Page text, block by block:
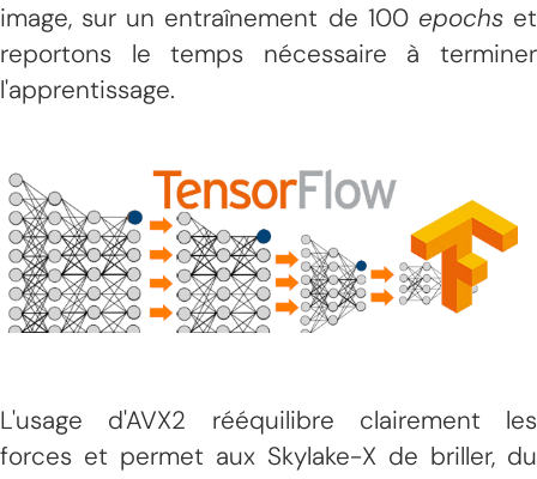
image, sur un entraînement de 100 epochset
reportons le temps nécessaire à terminer
l'apprentissage.
L'usage d'AVX2 rééquilibre clairement les
forces et permet aux Skylake-X de briller, du